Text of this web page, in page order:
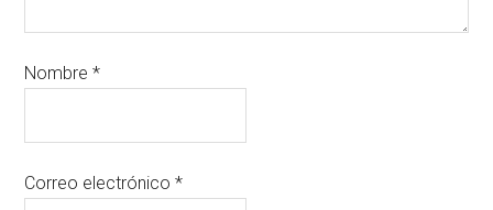
Nombre*
Correo electrónico*